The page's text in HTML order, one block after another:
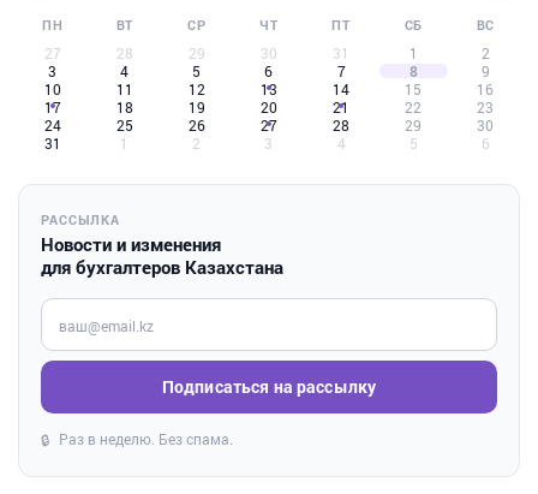
ПН ВТ СР ЧТ ПТ СБ ВС
27 28 29 30 31 1
2
3
4 5 6 7 8
9
10
11 12 13 14 15
16
17
18 19 20 21 22
23
24
25 26 27 28 29
30
31
1 2 3 4 5 6
РАССЫЛКА
Новости и изменения
для бухгалтеров Казахстана
Введите ваш e-mail
Подписаться на рассылку
🔒 Раз в неделю. Без спама.